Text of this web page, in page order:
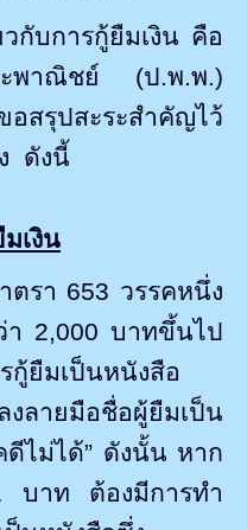
กับการกู้ยืมเงิน คือ
ะพาณิชย์ (ป.พ.พ.)
อสรุปสะระสำคัญไว้
ดังนี้
เงิน
รา 653 วรรคหนึ่ง
า 2,000 บาทขึ้นไป
กู้ยืมเป็นหนังสือ
ายมือชื่อผู้ยืมเป็น
ไม่ได้” ดังนั้น หาก
บาท ต้องมีการทำ